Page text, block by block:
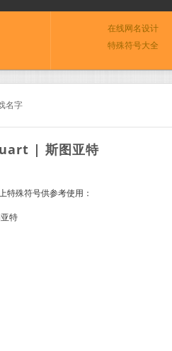
在线网名设计
特殊符号大全
名字
| 斯图亚特
特殊符号供参考使用：
特